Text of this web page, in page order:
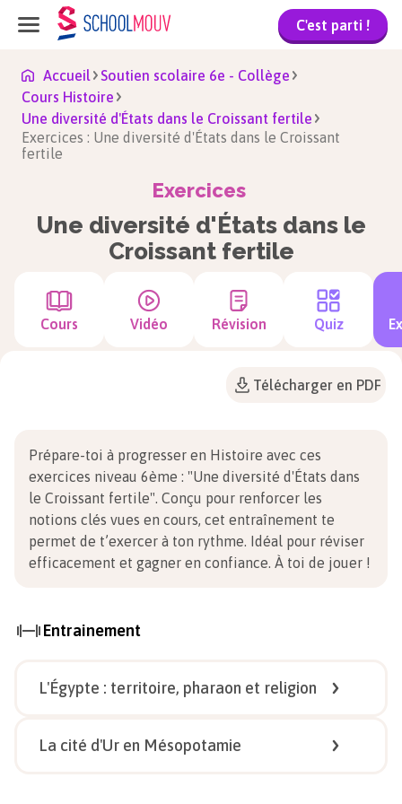
C'est parti !
Accueil
Soutien scolaire 6e - Collège
Cours Histoire
Une diversité d'États dans le Croissant fertile
Exercices : Une diversité d'États dans le Croissant
fertile
Exercices
Une diversité d'États dans le
Croissant fertile
Cours Vidéo Révision Quiz
Télécharger en PDF
Prépare-toi à progresser en Histoire avec ces
exercices niveau 6ème : "Une diversité d'États dans
le Croissant fertile". Conçu pour renforcer les
notions clés vues en cours, cet entraînement te
permet de t’exercer à ton rythme. Idéal pour réviser
efficacement et gagner en confiance. À toi de jouer !
Entrainement
L'Égypte : territoire, pharaon et religion
La cité d'Ur en Mésopotamie